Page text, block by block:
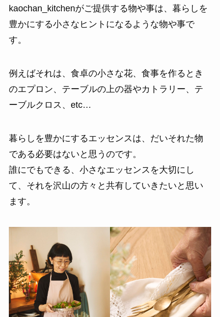
kaochan_kitchenがご提供する物や事は、暮らしを
豊かにする小さなヒントになるような物や事で
す。
例えばそれは、食卓の小さな花、食事を作るとき
のエプロン、テーブルの上の器やカトラリー、テ
ーブルクロス、etc…
暮らしを豊かにするエッセンスは、だいそれた物
である必要はないと思うのです。
誰にでもできる、小さなエッセンスを大切にし
て、それを沢山の方々と共有していきたいと思い
ます。